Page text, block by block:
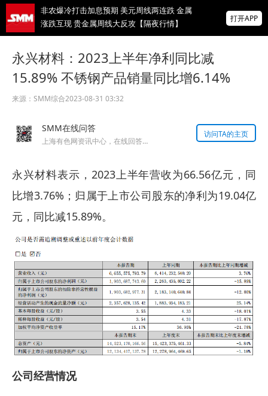
非农爆冷打击加息预期 美元周线两连跌 金属
涨跌互现 贵金属周线大反攻【隔夜行情】
寻锌行业破局发展新机遇
美国拟投30亿美元扶持关键矿产
为有色行业打造的神器
打开APP
永兴材料：2023上半年净利同比减
15.89% 不锈钢产品销量同比增6.14%
来源： SMM综合2023-08-31 03:32
SMM在线问答
上海有色网资讯中心，在线回答您的提问！
访问TA的主页
永兴材料表示，2023上半年营收为66.56亿元，同
比增3.76%；归属于上市公司股东的净利为19.04亿
元，同比减15.89%。
公司经营情况